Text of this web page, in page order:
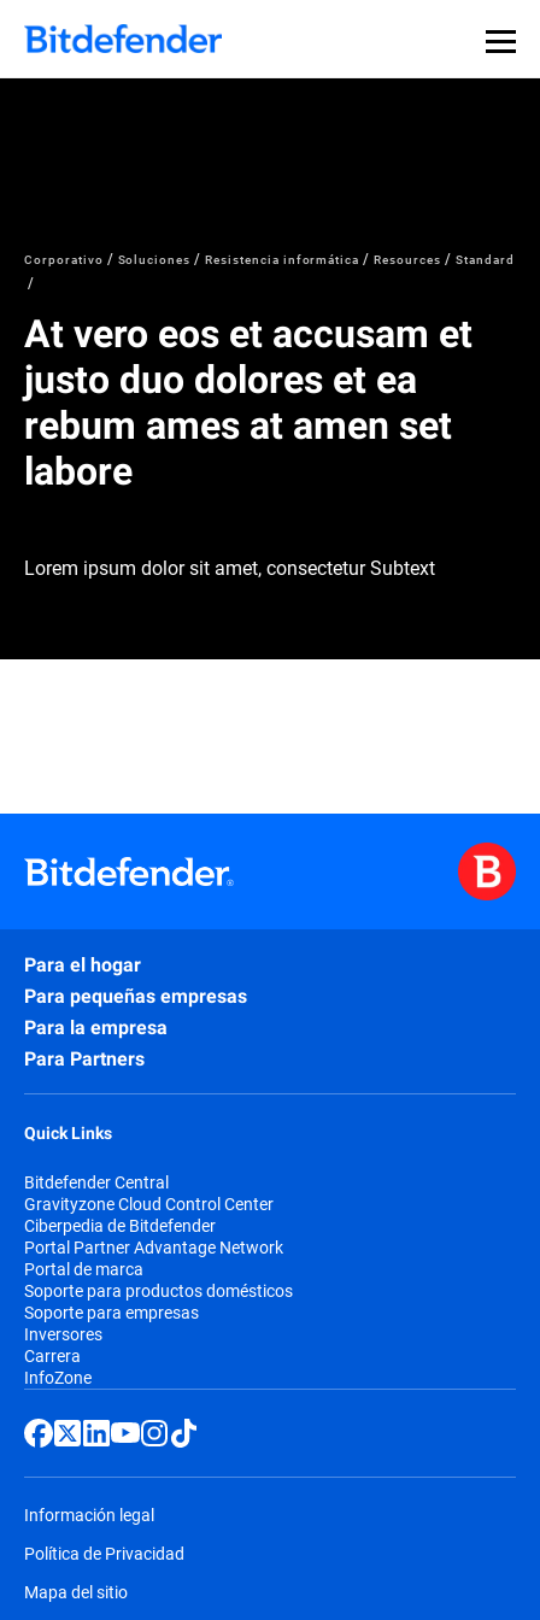
Corporativo Soluciones Resistencia informática Resources Standard
At vero eos et accusam et
justo duo dolores et ea
rebum ames at amen set
labore
Lorem ipsum dolor sit amet, consectetur Subtext
Para el hogar
Para pequeñas empresas
Para la empresa
Para Partners
Quick Links
Bitdefender Central
Gravityzone Cloud Control Center
Ciberpedia de Bitdefender
Portal Partner Advantage Network
Portal de marca
Soporte para productos domésticos
Soporte para empresas
Inversores
Carrera
InfoZone
Información legal
Política de Privacidad
Mapa del sitio